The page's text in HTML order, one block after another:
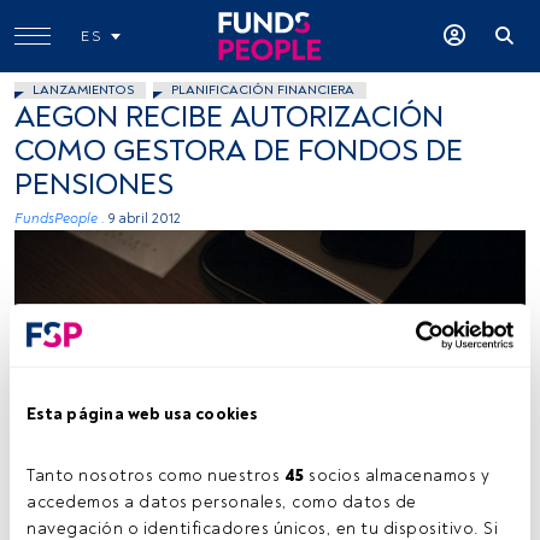
Esta página web usa cookies
Tanto nosotros como nuestros 45 socios almacenamos y
accedemos a datos personales, como datos de
navegación o identificadores únicos, en tu dispositivo. Si
ES
LANZAMIENTOS PLANIFICACIÓN FINANCIERA
AEGON RECIBE AUTORIZACIÓN
COMO GESTORA DE FONDOS DE
PENSIONES
FundsPeople . 9 abril 2012
Tiempo lectura: 1 min.